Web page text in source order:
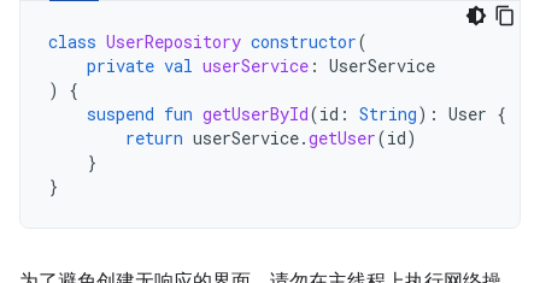
class UserRepository constructor(
private val userService : UserService
)
{
suspend fun getUserById(id : String): User {
return userService.getUser(id)
}
}